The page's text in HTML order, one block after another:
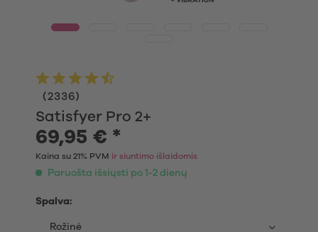
Satisfyer Pro 2+
(2336)
69,95 € *
Kaina su 21% PVM ir siuntimo išlaidomis
Paruošta išsiųsti po 1-2 dienų
Spalva: